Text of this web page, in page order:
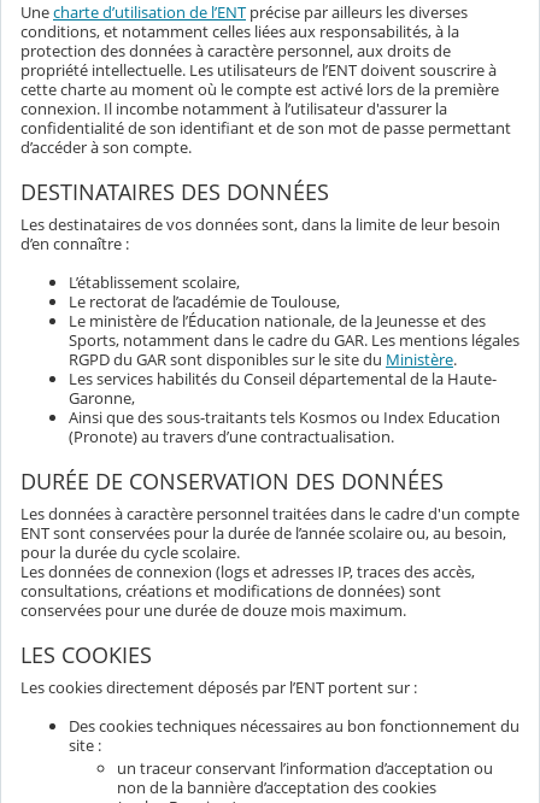
Unecharte d’utilisation de l’ENT précise par ailleurs les diverses
conditions, et notamment celles liées aux responsabilités, à la
protection des données à caractère personnel, aux droits de
propriété intellectuelle. Les utilisateurs de l’ENT doivent souscrire à
cette charte au moment où le compte est activé lors de la première
connexion. Il incombe notamment à l’utilisateur d'assurer la
confidentialité de son identifiant et de son mot de passe permettant
d’accéder à son compte.
DESTINATAIRES DES DONNÉES
Les destinataires de vos données sont, dans la limite de leur besoin
d’en connaître :
L’établissement scolaire,
Le rectorat de l’académie de Toulouse,
Le ministère de l’Éducation nationale, de la Jeunesse et des
Sports, notamment dans le cadre du GAR. Les mentions légales
RGPD du GAR sont disponibles sur le site du Ministère.
Les services habilités du Conseil départemental de la Haute-
Garonne,
Ainsi que des sous-traitants tels Kosmos ou Index Education
(Pronote) au travers d’une contractualisation.
DURÉE DE CONSERVATION DES DONNÉES
Les données à caractère personnel traitées dans le cadre d'un compte
ENT sont conservées pour la durée de l’année scolaire ou, au besoin,
pour la durée du cycle scolaire.
Les données de connexion (logs et adresses IP, traces des accès,
consultations, créations et modifications de données) sont
conservées pour une durée de douze mois maximum.
LES COOKIES
Les cookies directement déposés par l’ENT portent sur :
Des cookies techniques nécessaires au bon fonctionnement du
site :
un traceur conservant l’information d’acceptation ou
non de la bannière d’acceptation des cookies